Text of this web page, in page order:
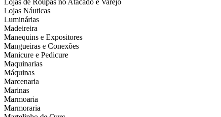
Lojas de Roupas no Atacado e Varejo
Lojas Náuticas
Luminárias
Madeireira
Manequins e Expositores
Mangueiras e Conexões
Manicure e Pedicure
Maquinarias
Máquinas
Marcenaria
Marinas
Marmoaria
Marmoraria